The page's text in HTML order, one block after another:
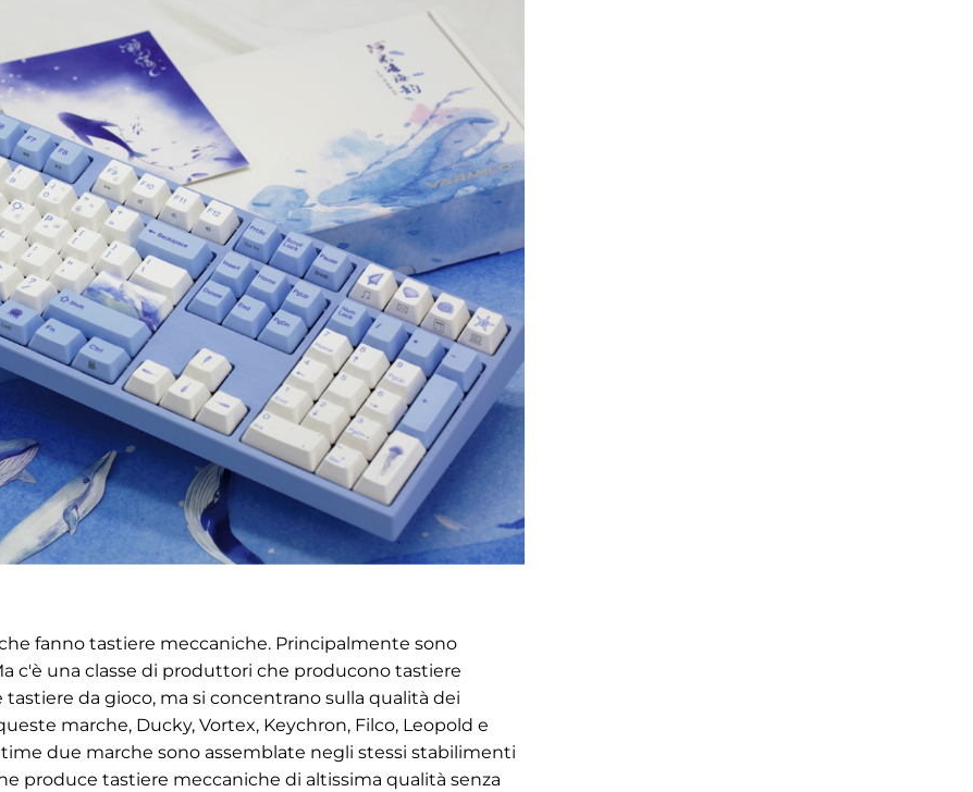
fanno tastiere meccaniche. Principalmente sono
c'è una classe di produttori che producono tastiere
da gioco, ma si concentrano sulla qualità dei
marche, Ducky, Vortex, Keychron, Filco, Leopold e
due marche sono assemblate negli stessi stabilimenti
produce tastiere meccaniche di altissima qualità senza